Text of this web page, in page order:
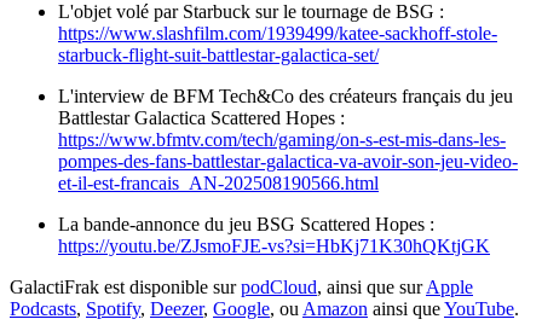
L'objet volé par Starbuck sur le tournage de BSG :
https://www.slashfilm.com/1939499/katee-sackhoff-stole-
starbuck-flight-suit-battlestar-galactica-set/
L'interview de BFM Tech&Co des créateurs français du jeu
Battlestar Galactica Scattered Hopes :
https://www.bfmtv.com/tech/gaming/on-s-est-mis-dans-les-
pompes-des-fans-battlestar-galactica-va-avoir-son-jeu-video-
et-il-est-francais_AN-202508190566.html
La bande-annonce du jeu BSG Scattered Hopes :
https://youtu.be/ZJsmoFJE-vs?si=HbKj71K30hQKtjGK
GalactiFrak est disponible surpodCloud, ainsi que surApple
Podcasts, Spotify, Deezer, Google, ou Amazon ainsi queYouTube.